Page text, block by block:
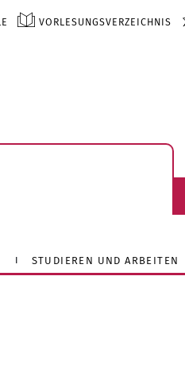
VORLESUNGSVERZEICHNIS
STUDIEREN UND ARBEITEN